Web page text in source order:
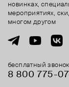
бесплатный
8 800 775⁠-
новинках,
мероприятиях,
многом другом